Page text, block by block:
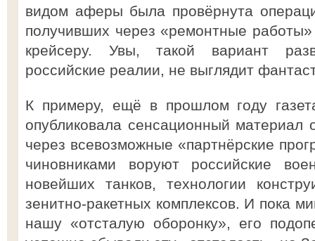
видом аферы была провёрнута
получивших через «ремонтные
крейсеру. Увы, такой вариант
российские реалии, не выглядит
К примеру, ещё в прошлом году
опубликовала сенсационный материал
через всевозможные «партнёрские
чиновниками воруют российские
новейших танков, технологии
зенитно-ракетных комплексов. И пока
нашу «отсталую оборонку», его